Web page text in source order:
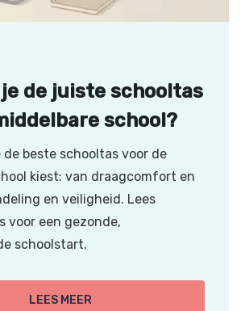
je de juiste schooltas
school?
de beste schooltas voor de
kiest: van draagcomfort en
en veiligheid. Lees
voor een gezonde,
schoolstart.
LEES MEER